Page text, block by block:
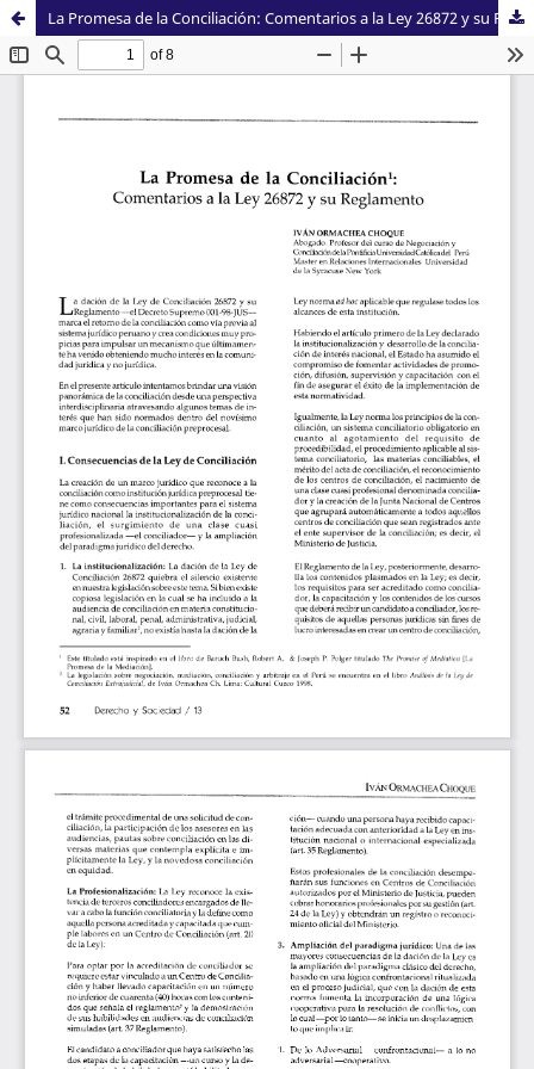
La Promesa de la Conciliación: Comentarios a la Ley 26872 y su Reglamento